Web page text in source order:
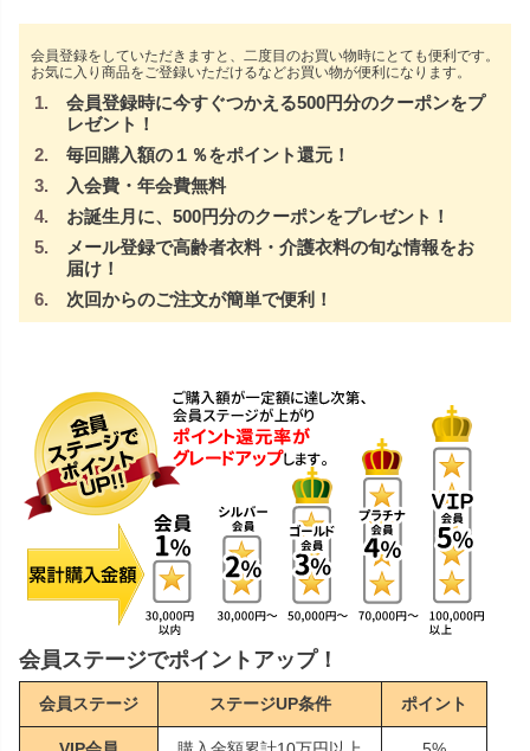
会員登録をしていただきますと、二度目のお買い物時にとても便利です。
お気に入り商品をご登録いただけるなどお買い物が便利になります。
会員登録時に今すぐつかえる500円分のクーポンをプ
レゼント！
毎回購入額の１％をポイント還元！
入会費・年会費無料
お誕生月に、500円分のクーポンをプレゼント！
メール登録で高齢者衣料・介護衣料の旬な情報をお
届け！
次回からのご注文が簡単で便利！
会員ステージでポイントアップ！
会員ステージ ステージUP条件 ポイント